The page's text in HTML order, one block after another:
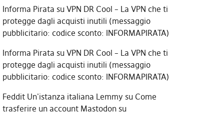
Informa Pirata su VPN DR Cool – La VPN che ti
protegge dagli acquisti inutili (messaggio
pubblicitario: codice sconto: INFORMAPIRATA)
Informa Pirata su VPN DR Cool – La VPN che ti
protegge dagli acquisti inutili (messaggio
pubblicitario: codice sconto: INFORMAPIRATA)
Feddit Un'istanza italiana Lemmy su Come
trasferire un account Mastodon su